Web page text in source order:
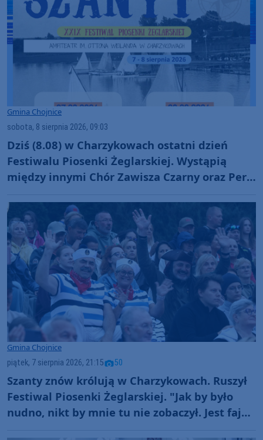
Gmina Chojnice
sobota, 8 sierpnia 2026, 09:03
Dziś (8.08) w Charzykowach ostatni dzień
Festiwalu Piosenki Żeglarskiej. Wystąpią
między innymi Chór Zawisza Czarny oraz Perły
Gmina Chojnice
piątek, 7 sierpnia 2026, 21:15 50
Szanty znów królują w Charzykowach. Ruszył
Festiwal Piosenki Żeglarskiej. "Jak by było
nudno, nikt by mnie tu nie zobaczył. Jest fajna